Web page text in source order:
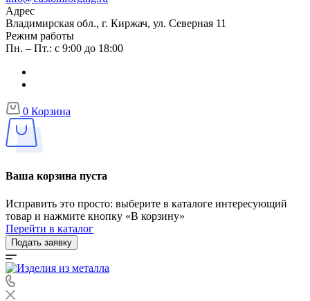
Адрес
Владимирская обл., г. Киржач, ул. Северная 11
Режим работы
Пн. – Пт.: с 9:00 до 18:00
0 Корзина
Ваша корзина пуста
Исправить это просто: выберите в каталоге интересующий
товар и нажмите кнопку «В корзину»
Перейти в каталог
Подать заявку